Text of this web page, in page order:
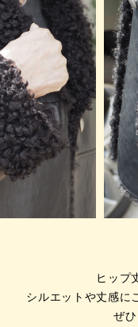
ヒップ
シルエットや丈感に
ぜ